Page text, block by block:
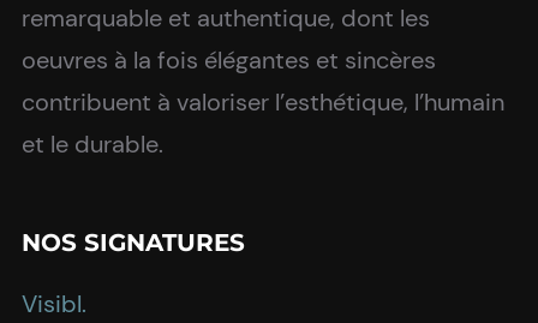
remarquable et authentique, dont les
oeuvres à la fois élégantes et sincères
contribuent à valoriser l’esthétique, l’humain
et le durable.
NOS SIGNATURES
Visibl.